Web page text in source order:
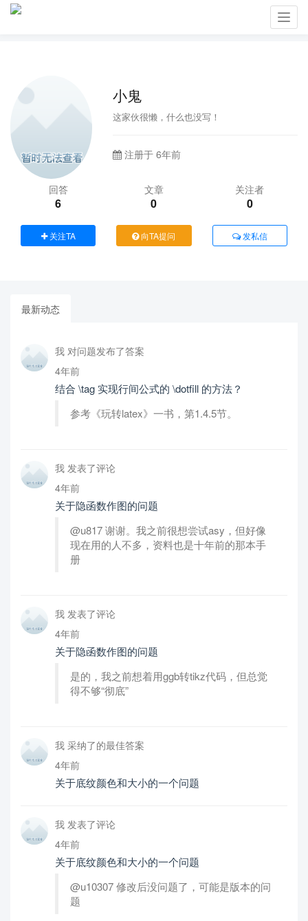
小鬼
这家伙很懒，什么也没写！
注册于 6年前
回答
6
文章
0
关注者
0
关注TA 向TA提问 发私信
最新动态
我 对问题发布了答案
4年前
结合 \tag 实现行间公式的 \dotfill 的方法？
参考《玩转latex》一书，第1.4.5节。
我 发表了评论
4年前
关于隐函数作图的问题
@u817 谢谢。我之前很想尝试asy，但好像
现在用的人不多，资料也是十年前的那本手
册
我 发表了评论
4年前
关于隐函数作图的问题
是的，我之前想着用ggb转tikz代码，但总觉
得不够“彻底”
我 采纳了的最佳答案
4年前
关于底纹颜色和大小的一个问题
我 发表了评论
4年前
关于底纹颜色和大小的一个问题
@u10307 修改后没问题了，可能是版本的问
题